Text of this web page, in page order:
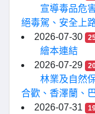
宣導毒品危
絕毒駕、安全上
2026-07-30
繪本連結
2026-07-29
林業及自然
合歡、香澤蘭、
2026-07-31